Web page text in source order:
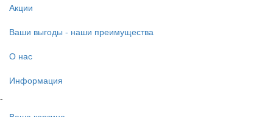
Акции
Ваши выгоды - наши преимущества
О нас
Информация
-